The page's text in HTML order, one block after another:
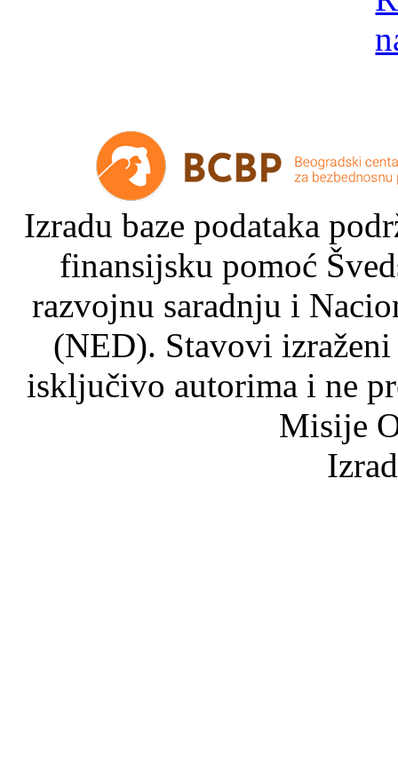
Izradu baze podataka
finansijsku pomoć
razvojnu saradnju i
(NED). Stavovi
isključivo autorima i ne
Misije